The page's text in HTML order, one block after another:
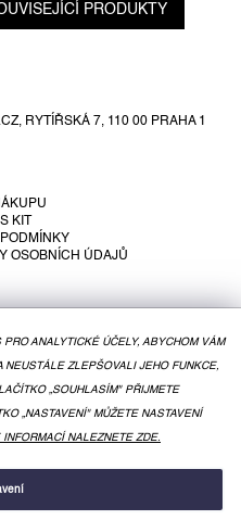
ANALYTICKÉ ÚČELY, ABYCHOM VÁM
NEUSTÁLE ZLEPŠOVALI JEHO FUNKCE,
„SOUHLASÍM" PŘIJMETE
„NASTAVENÍ" MŮŽETE NASTAVENÍ
INFORMACÍ NALEZNETE ZDE.
PRODUKTY
RYTÍŘSKÁ 7, 110 00 PRAHA 1
KIT
OSOBNÍCH ÚDAJŮ
SHOPTET